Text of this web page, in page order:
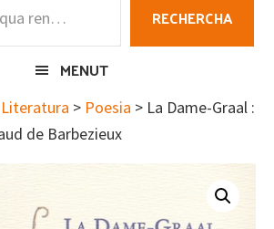
RECHERCHA
MENUT
Literatura > Poesia > La Dame-Graal :
de Barbezieux